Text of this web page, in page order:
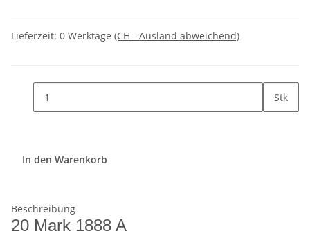
Lieferzeit: 0 Werktage (CH - Ausland abweichend)
Stk
In den Warenkorb
Beschreibung
20 Mark 1888 A